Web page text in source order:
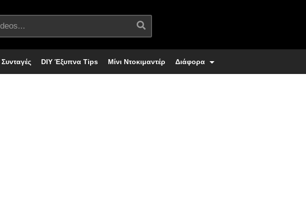
Συνταγές DIY Έξυπνα Tips Μίνι Ντοκιμαντέρ Διάφορα